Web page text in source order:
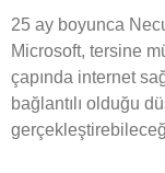
25 ay boyunca
Microsoft, tersine
çapında internet
bağlantılı olduğu